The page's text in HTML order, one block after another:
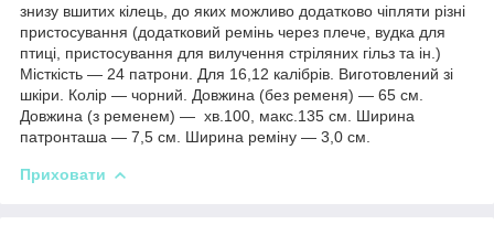
знизу вшитих кілець, до яких можливо додатково чіпляти різні
пристосування (додатковий ремінь через плече, вудка для
птиці, пристосування для вилучення стріляних гільз та ін.)
Місткість — 24 патрони. Для 16,12 калібрів. Виготовлений зі
шкіри. Колір — чорний. Довжина (без ременя) — 65 см.
Довжина (з ременем) — хв.100, макс.135 см. Ширина
патронташа — 7,5 см. Ширина реміну — 3,0 см.
Приховати